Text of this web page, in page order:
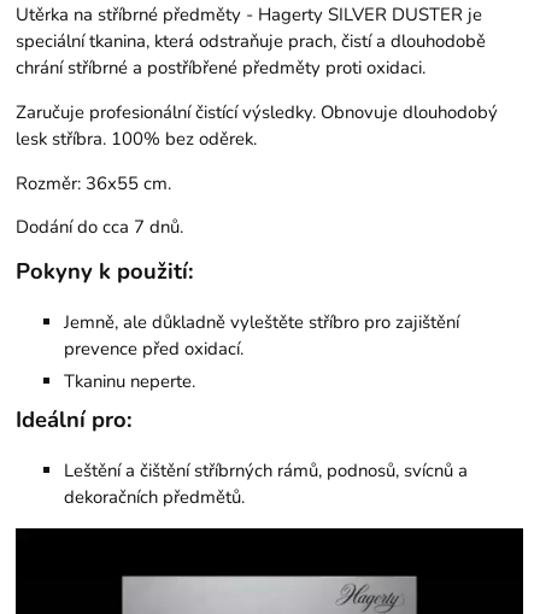
Utěrka na stříbrné předměty - Hagerty SILVER DUSTER je
speciální tkanina, která odstraňuje prach, čistí a dlouhodobě
chrání stříbrné a postříbřené předměty proti oxidaci.
Zaručuje profesionální čistící výsledky. Obnovuje dlouhodobý
lesk stříbra. 100% bez oděrek.
Rozměr: 36x55 cm.
Dodání do cca 7 dnů.
Pokyny k použití:
Jemně, ale důkladně vyleštěte stříbro pro zajištění
prevence před oxidací.
Tkaninu neperte.
Ideální pro:
Leštění a čištění stříbrných rámů, podnosů, svícnů a
dekoračních předmětů.